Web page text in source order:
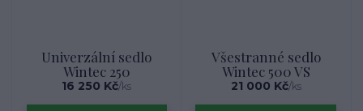
Univerzální sedlo
Wintec 250
16 250 Kč/ks
Všestranné sedlo
Wintec 500 VS
21 000 Kč/ks